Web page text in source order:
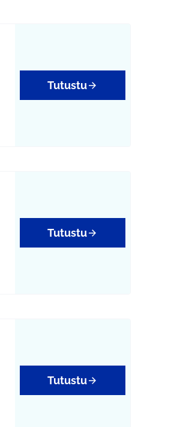
Tutustu
Tutustu
Tutustu